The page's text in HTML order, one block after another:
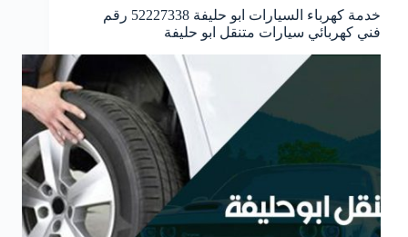
خدمة كهرباء السيارات ابو حليفة 52227338 رقم
فني كهربائي سيارات متنقل ابو حليفة